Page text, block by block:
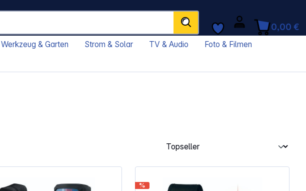
0,00 €
Werkzeug & Garten Strom & Solar TV & Audio
Foto & Filmen
%